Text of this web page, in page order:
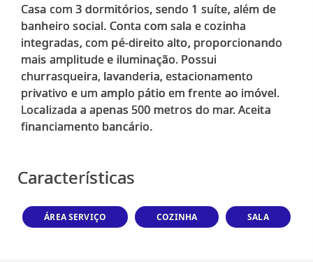
Casa com 3 dormitórios, sendo 1 suíte, além de
banheiro social. Conta com sala e cozinha
integradas, com pé-direito alto, proporcionando
mais amplitude e iluminação. Possui
churrasqueira, lavanderia, estacionamento
privativo e um amplo pátio em frente ao imóvel.
Localizada a apenas 500 metros do mar. Aceita
financiamento bancário.
Características
ÁREA SERVIÇO COZINHA SALA